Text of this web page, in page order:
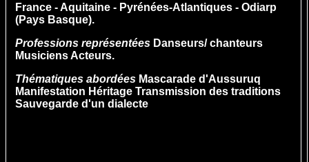
France -Aquitaine - Pyrénées-Atlantiques - Odiarp
(Pays Basque).
Professions représentées Danseurs/ chanteurs
Musiciens Acteurs.
Thématiques abordées Mascarade d'Aussuruq
Manifestation Héritage Transmission des traditions
Sauvegarde d'un dialecte